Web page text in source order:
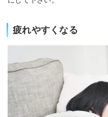
疲れやすくなる